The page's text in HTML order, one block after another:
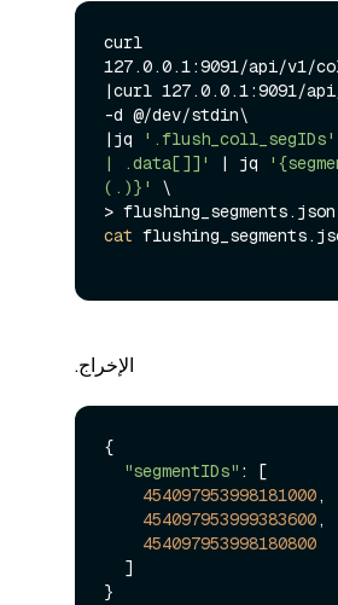
curl
127.0.0.1:9091/api/v1/
|curl 127.0.0.1:9091/
-d @/dev/stdin\
|jq
'.flush_coll_segIDs'
| .data[]]'
| jq
(.)}'
\
cat
الإخراج.
{
"segmentIDs" : [
454097953998181000,
454097953999383600,
454097953998180800
}